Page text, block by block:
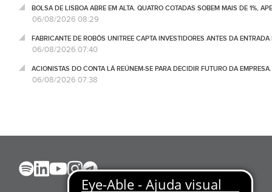
BOLSA DE LISBOA ABRE EM ALTA. QUATRO COTADAS SOBEM MAIS DE 1%,
06/08/2026 08:29
FABRICANTE DE ROBÔS UNITREE CAPTA INVESTIDORES ANTES DA ENTRADA
06/08/2026 07:40
ACIONISTAS DO CONTA LÁ REÚNEM-SE PARA DECIDIR FUTURO DA
06/08/2026 07:38